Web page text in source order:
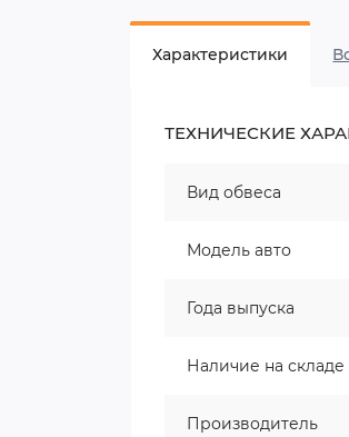
Характеристики
ТЕХНИЧЕСКИЕ
Вид обвеса
Модель авто
Года выпуска
Наличие на складе
Производитель